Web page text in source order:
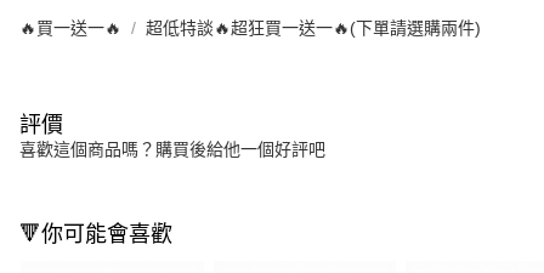
🔥買一送一🔥 超低特談🔥超狂買一送一🔥(下單請選購兩件)
評價
喜歡這個商品嗎？購買後給他一個好評吧
🔻你可能會喜歡